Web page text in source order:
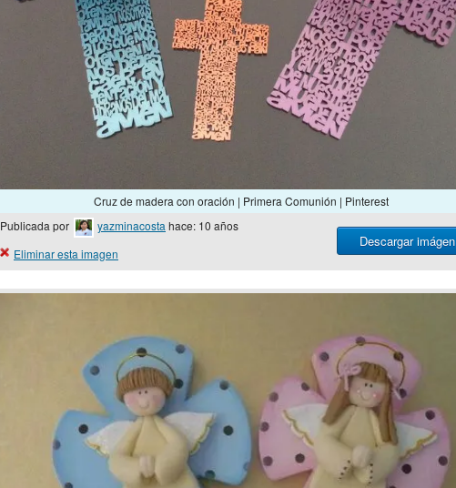
Cruz de madera con oración | Primera Comunión | Pinterest
Descargar imágen
Publicada por yazminacosta hace: 10 años
Eliminar esta imagen